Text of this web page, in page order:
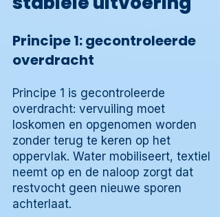
Principe 1: gecontroleerde
overdracht
Principe 1 is gecontroleerde
overdracht: vervuiling moet
loskomen en opgenomen worden
zonder terug te keren op het
oppervlak. Water mobiliseert, textiel
neemt op en de naloop zorgt dat
restvocht geen nieuwe sporen
achterlaat.